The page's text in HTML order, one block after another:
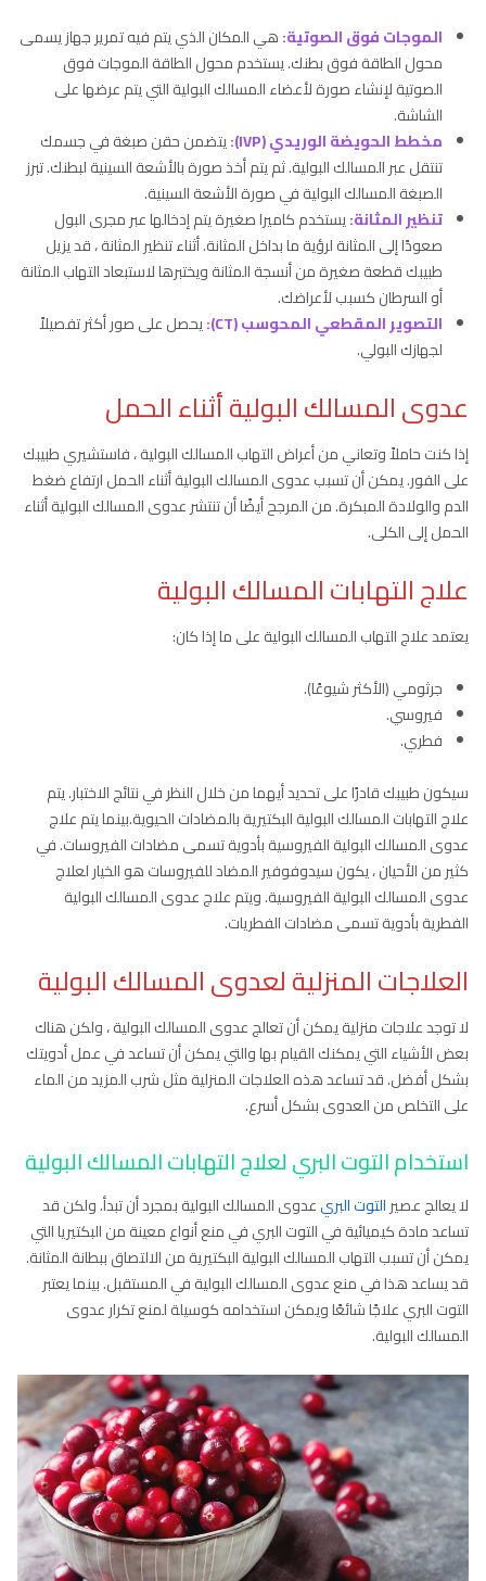
الموجات فوق الصوتية:هي المكان الذي يتم فيه تمرير جهاز يسمى
محول الطاقة فوق بطنك. يستخدم محول الطاقة الموجات فوق
الصوتية لإنشاء صورة لأعضاء المسالك البولية التي يتم عرضها على
الشاشة.
مخطط الحويضة الوريدي (IVP):
يتضمن حقن صبغة في جسمك
تنتقل عبر المسالك البولية. ثم يتم أخذ صورة بالأشعة السينية لبطنك. تبرز
الصبغة المسالك البولية في صورة الأشعة السينية.
تنظير المثانة:يستخدم كاميرا صغيرة يتم إدخالها عبر مجرى البول
صعودًا إلى المثانة لرؤية ما بداخل المثانة. أثناء تنظير المثانة ، قد يزيل
طبيبك قطعة صغيرة من أنسجة المثانة ويختبرها لاستبعاد التهاب المثانة
أو السرطان كسبب لأعراضك.
التصوير المقطعي المحوسب (CT):
يحصل على صور أكثر تفصيلاً
لجهازك البولي.
عدوى المسالك البولية أثناء الحمل
إذا كنت حاملاً وتعاني من أعراض التهاب المسالك البولية ، فاستشيري طبيبك
على الفور. يمكن أن تسبب عدوى المسالك البولية أثناء الحمل ارتفاع ضغط
الدم والولادة المبكرة. من المرجح أيضًا أن تنتشر عدوى المسالك البولية أثناء
الحمل إلى الكلى.
علاج التهابات المسالك البولية
يعتمد علاج التهاب المسالك البولية على ما إذا كان:
جرثومي (الأكثر شيوعًا).
فيروسي.
فطري.
سيكون طبيبك قادرًا على تحديد أيهما من خلال النظر في نتائج الاختبار. يتم
علاج التهابات المسالك البولية البكتيرية بالمضادات الحيوية.بينما يتم علاج
عدوى المسالك البولية الفيروسية بأدوية تسمى مضادات الفيروسات. في
كثير من الأحيان ، يكون سيدوفوفير المضاد للفيروسات هو الخيار لعلاج
عدوى المسالك البولية الفيروسية. ويتم علاج عدوى المسالك البولية
الفطرية بأدوية تسمى مضادات الفطريات.
العلاجات المنزلية لعدوى المسالك البولية
لا توجد علاجات منزلية يمكن أن تعالج عدوى المسالك البولية ، ولكن هناك
بعض الأشياء التي يمكنك القيام بها والتي يمكن أن تساعد في عمل أدويتك
بشكل أفضل. قد تساعد هذه العلاجات المنزلية مثل شرب المزيد من الماء
على التخلص من العدوى بشكل أسرع.
استخدام التوت البري لعلاج التهابات المسالك البولية
لا يعالج عصيرالتوت البريعدوى المسالك البولية بمجرد أن تبدأ. ولكن قد
تساعد مادة كيميائية في التوت البري في منع أنواع معينة من البكتيريا التي
يمكن أن تسبب التهاب المسالك البولية البكتيرية من الالتصاق ببطانة المثانة.
قد يساعد هذا في منع عدوى المسالك البولية في المستقبل. بينما يعتبر
التوت البري علاجًا شائعًا ويمكن استخدامه كوسيلة لمنع تكرار عدوى
المسالك البولية.